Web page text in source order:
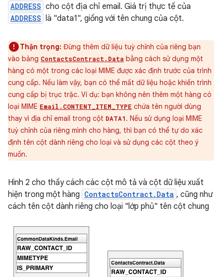
ADDRESS cho cột địa chỉ email. Giá trị thực tế của
ADDRESS là "data1", giống với tên chung của cột.
Thận trọng: Đừng thêm dữ liệu tuỳ chỉnh của riêng bạn
vào bảng ContactsContract.Data bằng cách sử dụng một
hàng có một trong các loại MIME được xác định trước của trình
cung cấp. Nếu làm vậy, bạn có thể mất dữ liệu hoặc khiến trình
cung cấp bị trục trặc. Ví dụ: bạn không nên thêm một hàng có
loại MIME Email.CONTENT_ITEM_TYPE chứa tên người dùng
thay vì địa chỉ email trong cột DATA1. Nếu sử dụng loại MIME
tuỳ chỉnh của riêng mình cho hàng, thì bạn có thể tự do xác
định tên cột dành riêng cho loại và sử dụng các cột theo ý
muốn.
Hình 2 cho thấy cách các cột mô tả và cột dữ liệu xuất
hiện trong một hàng ContactsContract.Data , cũng như
cách tên cột dành riêng cho loại "lớp phủ" tên cột chung